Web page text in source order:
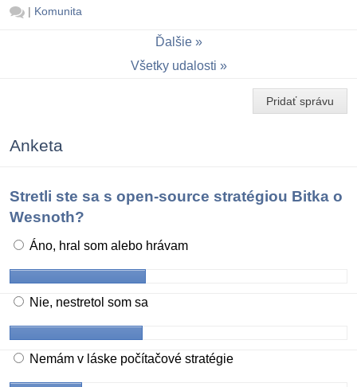
| Komunita
Ďalšie
Všetky udalosti
Pridať správu
Anketa
Stretli ste sa s open-source stratégiou Bitka o
Wesnoth?
Áno, hral som alebo hrávam
Nie, nestretol som sa
Nemám v láske počítačové stratégie